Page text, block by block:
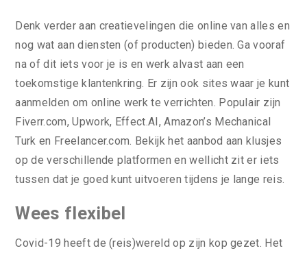
Denk verder aan creatievelingen die online van alles en
nog wat aan diensten (of producten) bieden. Ga vooraf
na of dit iets voor je is en werk alvast aan een
toekomstige klantenkring. Er zijn ook sites waar je kunt
aanmelden om online werk te verrichten. Populair zijn
Fiverr.com, Upwork, Effect.AI, Amazon’s Mechanical
Turk en Freelancer.com. Bekijk het aanbod aan klusjes
op de verschillende platformen en wellicht zit er iets
tussen dat je goed kunt uitvoeren tijdens je lange reis.
Wees flexibel
Covid-19 heeft de (reis)wereld op zijn kop gezet. Het